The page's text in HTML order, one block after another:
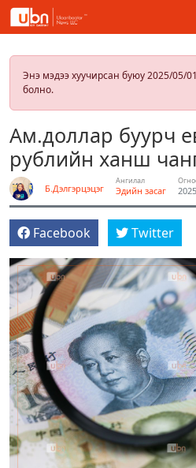
Энэ мэдээ хуучирсан буюу 2025/05/
болно.
Ам.доллар буурч
рублийн ханш
Б.Дэлгэрцэцэг
Ангилал
Эдийн засаг
Facebook Twitter